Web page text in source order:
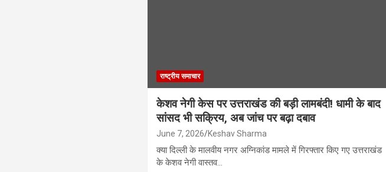
राष्ट्रीय समाचार
केशव नेगी केस पर उत्तराखंड की बड़ी लामबंदी! धामी के बाद
सांसद भी सक्रिय, अब जांच पर बढ़ा दबाव
June 7, 2026 Keshav Sharma
क्या दिल्ली के मालवीय नगर अग्निकांड मामले में गिरफ्तार किए गए उत्तराखंड
के केशव नेगी वास्तव…